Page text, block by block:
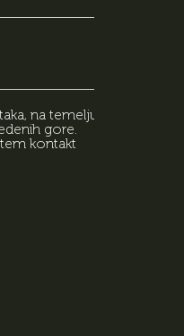
na temelju
gore.
kontakt